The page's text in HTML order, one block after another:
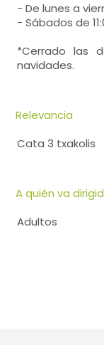
- De lunes a
- Sábados de
*Cerrado las
navidades.
Relevancia
Cata 3 txakolis
A quién va
Adultos